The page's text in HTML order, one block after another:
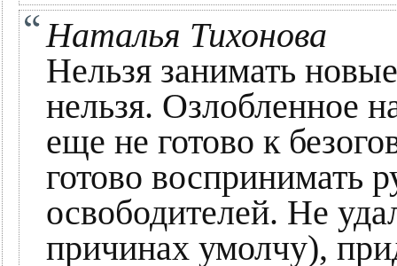
Наталья Тихонова
Нельзя занимать
нельзя. Озлобленное
еще не готово к
готово воспринимать
освободителей. Не
причинах умолчу),